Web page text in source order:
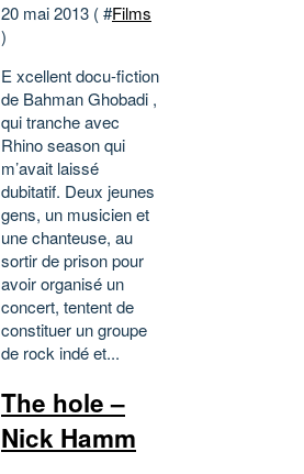
20 mai 2013 ( #Films
)
E xcellent docu-fiction
de Bahman Ghobadi ,
qui tranche avec
Rhino season qui
m’avait laissé
dubitatif. Deux jeunes
gens, un musicien et
une chanteuse, au
sortir de prison pour
avoir organisé un
concert, tentent de
constituer un groupe
de rock indé et...
The hole –
Nick Hamm